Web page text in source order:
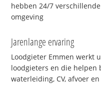
hebben 24/7
omgeving
Jarenlange ervaring
Loodgieter Emmen werkt
loodgieters en die
waterleiding, CV, afvoer